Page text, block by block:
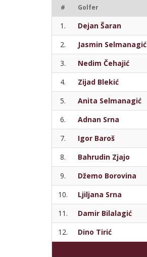
# Golfer
1. Dejan Šaran
2.
Jasmin Selmanagić
3.
Nedim Čehajić
4.
Zijad Blekić
5.
Anita Selmanagić
6.
Adnan Srna
7.
Igor Baroš
8.
Bahrudin Zjajo
9.
Džemo Borovina
10.
Ljiljana Srna
11.
Damir Bilalagić
12.
Dino Tirić